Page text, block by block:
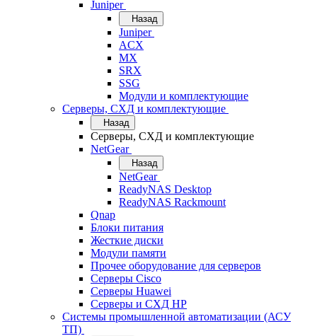
Juniper
Назад
Juniper
ACX
MX
SRX
SSG
Модули и комплектующие
Серверы, СХД и комплектующие
Назад
Серверы, СХД и комплектующие
NetGear
Назад
NetGear
ReadyNAS Desktop
ReadyNAS Rackmount
Qnap
Блоки питания
Жесткие диски
Модули памяти
Прочее оборудование для серверов
Серверы Cisco
Серверы Huawei
Серверы и СХД HP
Системы промышленной автоматизации (АСУ
ТП)